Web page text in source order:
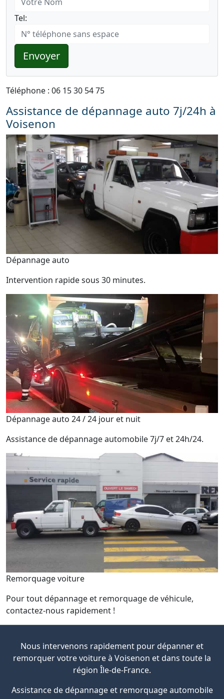
Tel:
Envoyer
Téléphone : 06 15 30 54 75
Assistance de dépannage auto 7j/24h à
Voisenon
Dépannage auto
Intervention rapide sous 30 minutes.
Dépannage auto 24 / 24 jour et nuit
Assistance de dépannage automobile 7j/7 et 24h/24.
Remorquage voiture
Pour tout dépannage et remorquage de véhicule,
contactez-nous rapidement !
Nous intervenons rapidement pour dépanner et
remorquer votre voiture à Voisenon et dans toute la
région Île-de-France.
Assistance de dépannage et remorquage automobile